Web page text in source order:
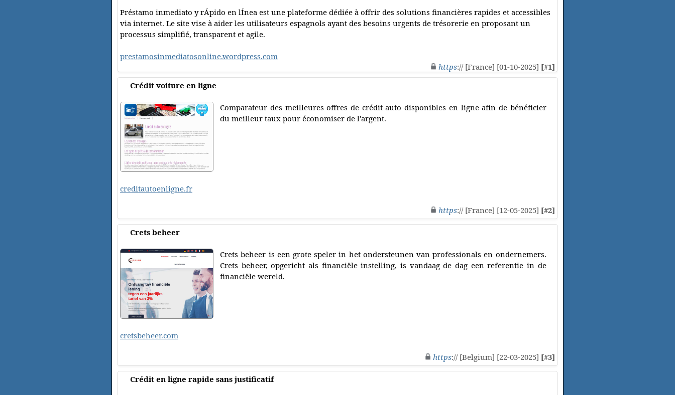
Préstamo inmediato y rÁpido en lÍnea est une plateforme dédiée à offrir des solutions financières rapides et accessibles
via internet. Le site vise à aider les utilisateurs espagnols ayant des besoins urgents de trésorerie en proposant un
processus simplifié, transparent et agile.
prestamosinmediatosonline.wordpress.com
https:// [France] [01-10-2025] [#1]
Crédit voiture en ligne
Comparateur des meilleures offres de crédit auto disponibles en ligne afin de bénéficier
du meilleur taux pour économiser de l'argent.
creditautoenligne.fr
https:// [France] [12-05-2025] [#2]
Crets beheer
Crets beheer is een grote speler in het ondersteunen van professionals en ondernemers.
Crets beheer, opgericht als financiële instelling, is vandaag de dag een referentie in de
financiële wereld.
cretsbeheer.com
https:// [Belgium] [22-03-2025] [#3]
Crédit en ligne rapide sans justificatif